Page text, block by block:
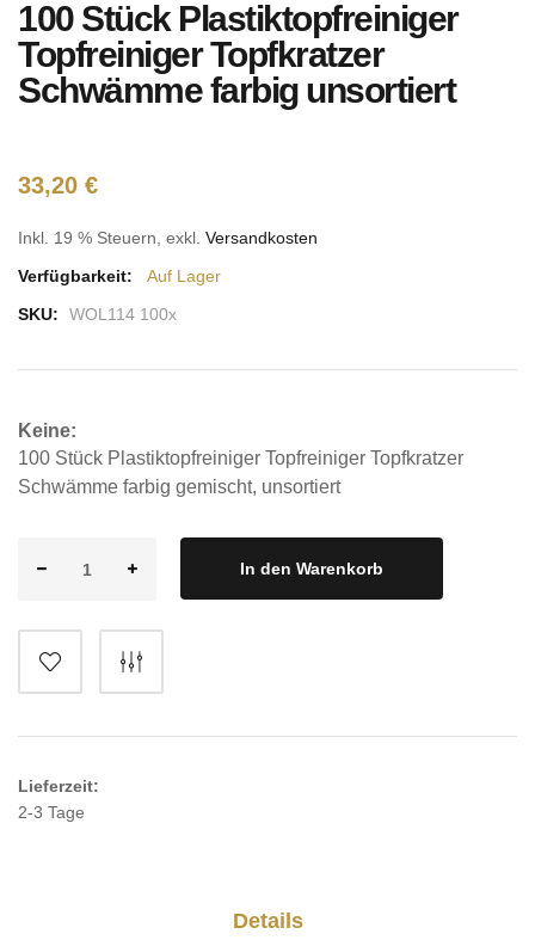
Anfang
der
Bildgalerie
springen
100 Stück Plastiktopfreiniger
Topfreiniger Topfkratzer
Schwämme farbig unsortiert
33,20 €
Inkl. 19 % Steuern exkl. Versandkosten
Verfügbarkeit:
Auf Lager
SKU:
WOL114 100x
Keine:
100 Stück Plastiktopfreiniger Topfreiniger Topfkratzer
Schwämme farbig gemischt, unsortiert
In den Warenkorb
Lieferzeit:
2-3 Tage
Details